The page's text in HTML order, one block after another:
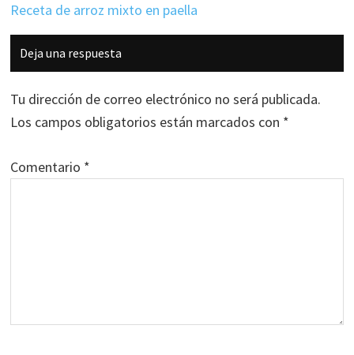
Receta de arroz mixto en paella
Interacciones
con
los
lectores
Deja una respuesta
Tu dirección de correo electrónico no será publicada.
Los campos obligatorios están marcados con *
Comentario *